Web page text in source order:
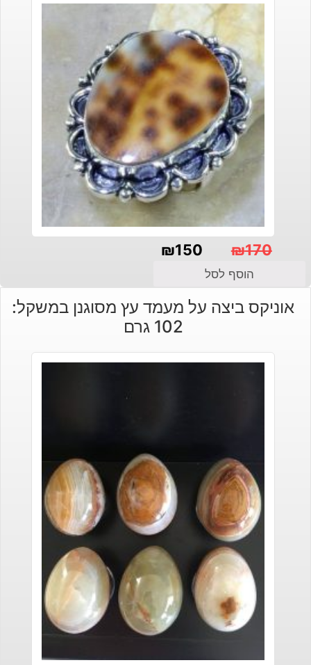
₪170
המקורי
היה:
₪150
הנוכחי
הוא:
הוסף לסל
אוניקס ביצה על מעמד עץ מסוגנן במשקל:
102 גרם